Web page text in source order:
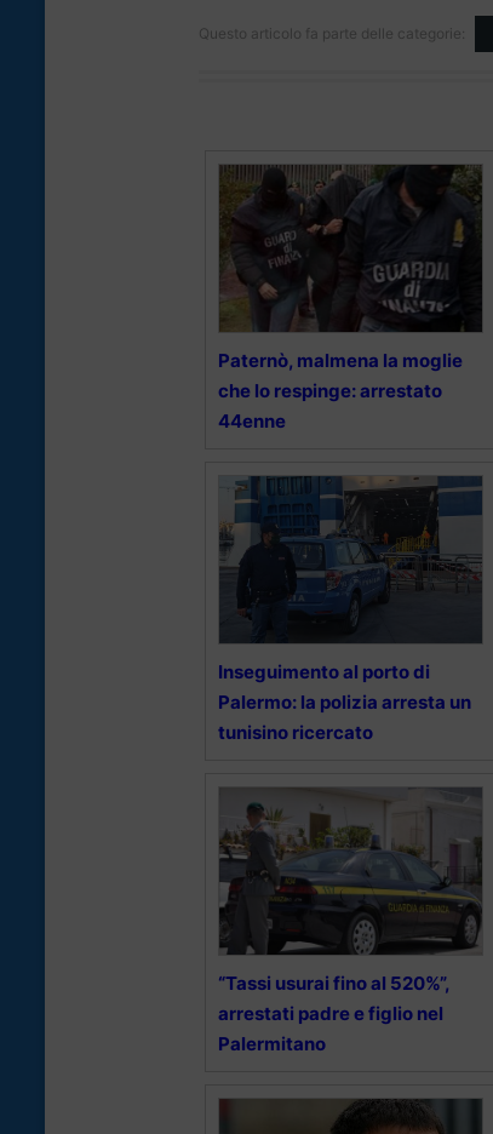
Questo articolo fa parte delle categorie:
Paternò, malmena la moglie
che lo respinge: arrestato
44enne
Inseguimento al porto di
Palermo: la polizia arresta un
tunisino ricercato
“Tassi usurai fino al 520%”,
arrestati padre e figlio nel
Palermitano